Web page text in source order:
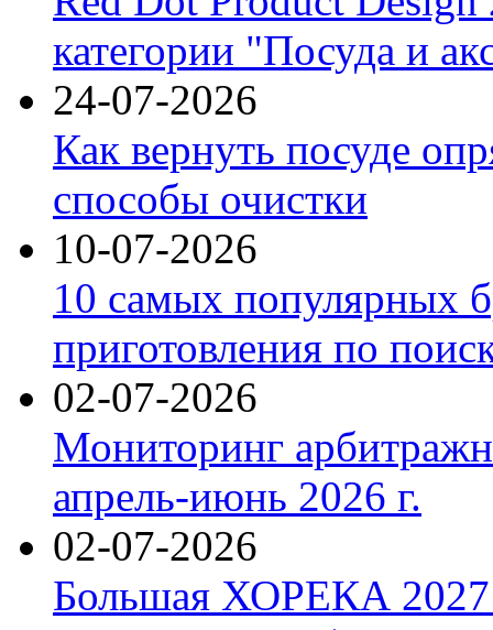
категории "Посуда и
24-07-2026
Как вернуть посуде
способы очистки
10-07-2026
10 самых популярных
приготовления по
02-07-2026
Мониторинг
апрель-июнь 2026 г.
02-07-2026
Большая ХОРЕКА 2027: